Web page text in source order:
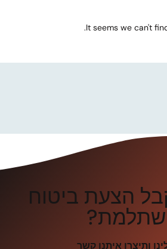
It seems we can't
הצעת ביטוח
ותיצרו איתנו קשר